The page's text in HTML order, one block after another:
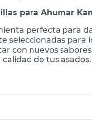
para Ahumar
perfecta para
seleccionadas
con nuevos
de tus